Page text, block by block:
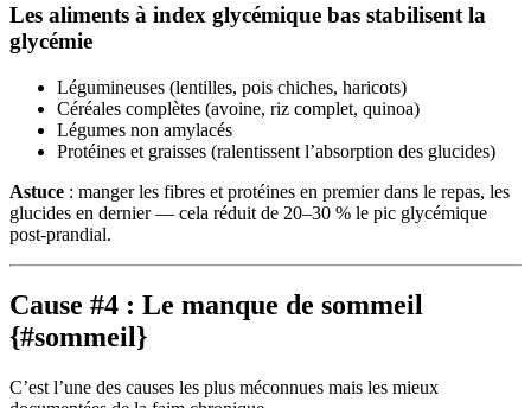
Les aliments à index glycémique bas stabilisent la
glycémie
Légumineuses (lentilles, pois chiches, haricots)
Céréales complètes (avoine, riz complet, quinoa)
Légumes non amylacés
Protéines et graisses (ralentissent l’absorption des glucides)
Astuce : manger les fibres et protéines en premier dans le repas, les
glucides en dernier — cela réduit de 20–30 % le pic glycémique
post-prandial.
Cause #4 : Le manque de sommeil
{#sommeil}
C’est l’une des causes les plus méconnues mais les mieux